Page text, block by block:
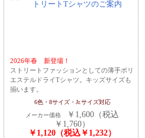
2026年春 新登場！
ストリートファッションとしての薄手ポリ
エステルドライTシャツ。キッズサイズも
揃います。
6色・8サイズ・Jr.サイズ対応
メーカー価格
￥1,600（税込
￥1,760）
￥1,120（税込￥1,232）